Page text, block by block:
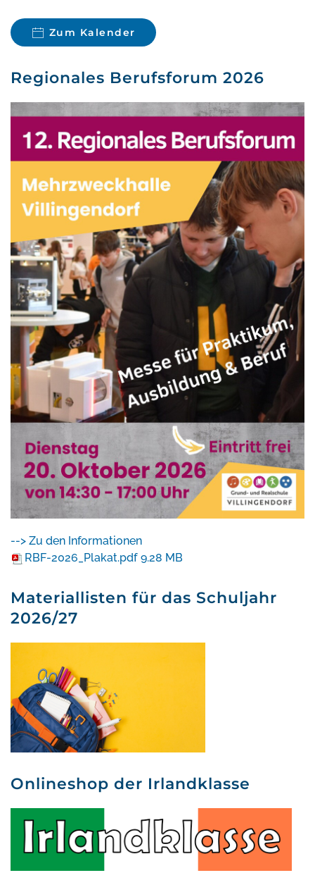
Zum Kalender
Regionales Berufsforum 2026
--> Zu den Informationen
RBF-2026_Plakat.pdf 9.28 MB
Materiallisten für das Schuljahr
2026/27
Onlineshop der Irlandklasse